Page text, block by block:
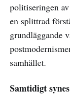
politiseringen
en splittrad
grundläggande
samhället.
Samtidigt synes